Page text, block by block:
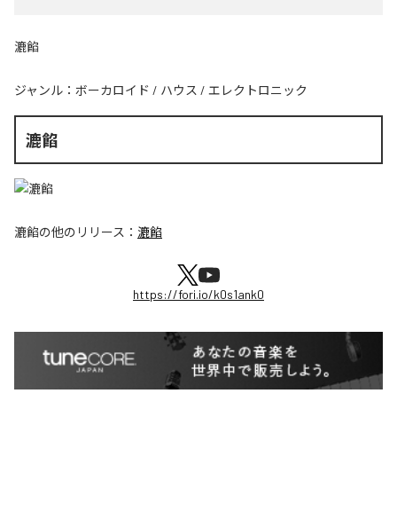
漉餡
ジャンル： ボーカロイド / ハウス / エレクトロニック
漉餡
漉餡の他のリリース： 漉餡
https://fori.io/k0s1ank0